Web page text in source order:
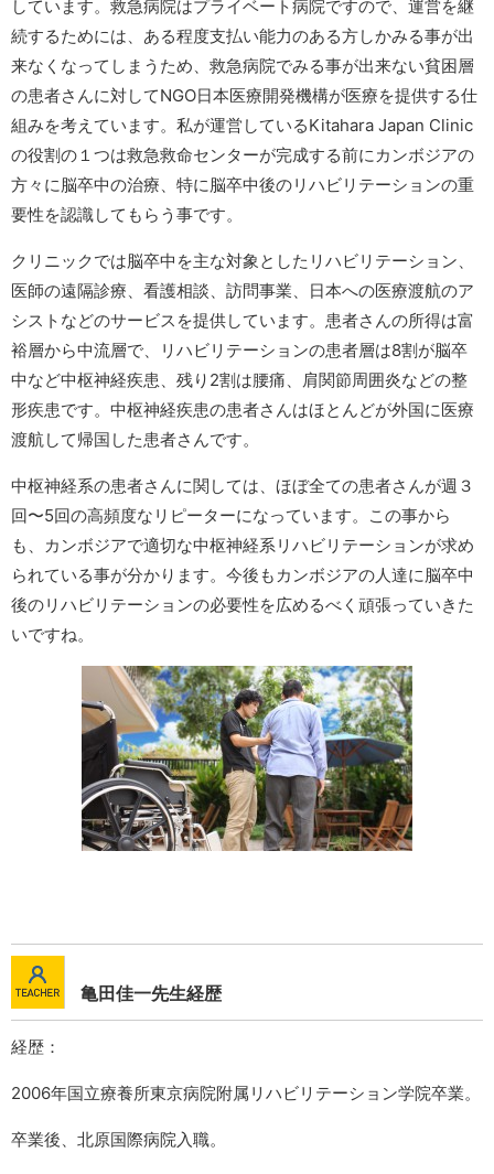
しています。救急病院はプライベート病院ですので、運営を継
続するためには、ある程度支払い能力のある方しかみる事が出
来なくなってしまうため、救急病院でみる事が出来ない貧困層
の患者さんに対してNGO日本医療開発機構が医療を提供する仕
組みを考えています。私が運営しているKitahara Japan Clinic
の役割の１つは救急救命センターが完成する前にカンボジアの
方々に脳卒中の治療、特に脳卒中後のリハビリテーションの重
要性を認識してもらう事です。
クリニックでは脳卒中を主な対象としたリハビリテーション、
医師の遠隔診療、看護相談、訪問事業、日本への医療渡航のア
シストなどのサービスを提供しています。患者さんの所得は富
裕層から中流層で、リハビリテーションの患者層は8割が脳卒
中など中枢神経疾患、残り2割は腰痛、肩関節周囲炎などの整
形疾患です。中枢神経疾患の患者さんはほとんどが外国に医療
渡航して帰国した患者さんです。
中枢神経系の患者さんに関しては、ほぼ全ての患者さんが週３
回〜5回の高頻度なリピーターになっています。この事から
も、カンボジアで適切な中枢神経系リハビリテーションが求め
られている事が分かります。今後もカンボジアの人達に脳卒中
後のリハビリテーションの必要性を広めるべく頑張っていきた
いですね。
亀田佳一先生経歴
経歴：
2006年国立療養所東京病院附属リハビリテーション学院卒業。
卒業後、北原国際病院入職。